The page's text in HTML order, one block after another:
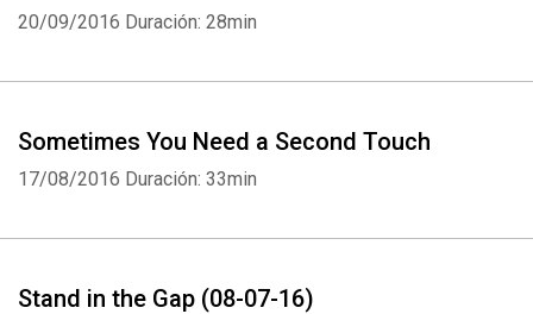
20/09/2016 Duración: 28min
Sometimes You Need a Second Touch
17/08/2016 Duración: 33min
Stand in the Gap (08-07-16)